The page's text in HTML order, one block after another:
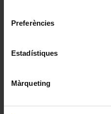
Preferències
Estadístiques
Màrqueting